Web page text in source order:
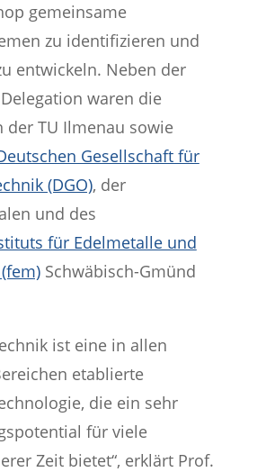
gemeinsame
zu identifizieren und
entwickeln. Neben der
waren die
der TU Ilmenau sowie
Gesellschaft für
(DGO), der
und des
für Edelmetalle und
Schwäbisch-Gmünd
ist eine in allen
etablierte
die ein sehr
für viele
Zeit bietet“, erklärt Prof.